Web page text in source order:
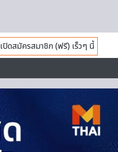
เปิดสมัครสมาชิก (ฟรี) เร็วๆ นี้